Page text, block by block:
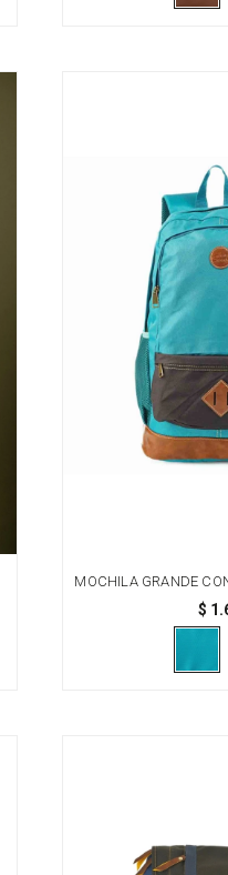
MOCHILA GRANDE
$